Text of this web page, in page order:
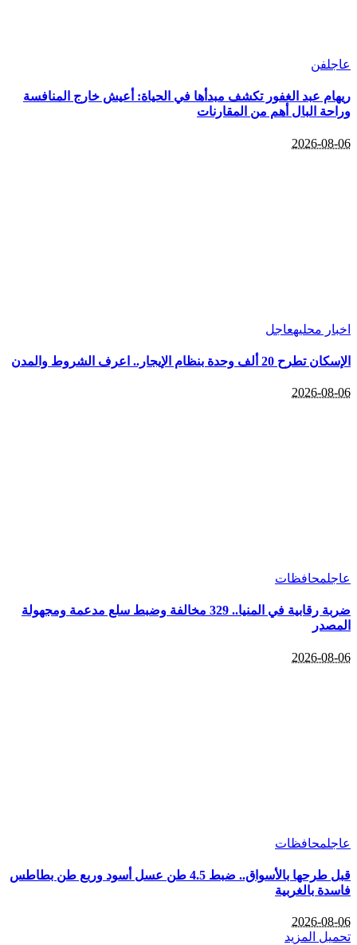
عاجلفن
ريهام عبد الغفور تكشف مبدأها في الحياة: أعيش خارج المنافسة
وراحة البال أهم من المقارنات
2026-08-06
اخبار محليهعاجل
الإسكان تطرح 20 ألف وحدة بنظام الإيجار.. اعرف الشروط والمدن
2026-08-06
عاجلمحافظات
ضربة رقابية في المنيا.. 329 مخالفة وضبط سلع مدعمة ومجهولة
المصدر
2026-08-06
عاجلمحافظات
قبل طرحها بالأسواق.. ضبط 4.5 طن عسل أسود وربع طن بطاطس
فاسدة بالغربية
2026-08-06
تحميل المزيد